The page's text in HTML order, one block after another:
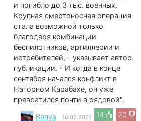
и погибло до 3 тыс. военных.
Крупная смертоносная операция
стала возможной только
благодаря комбинации
беспилотников, артиллерии и
истребителей, - указывает автор
публикации. - И когда в конце
сентября начался конфликт в
Нагорном Карабахе, он уже
превратился почти в рядовой".
14
20
Benya 16.02.2021